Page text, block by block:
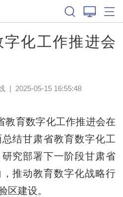
化工作推进会
| 2025-05-15 16:55:48
育数字化工作推进会在
结甘肃省教育数字化工
究部署下一阶段甘肃省
推动教育数字化战略行
区建设。